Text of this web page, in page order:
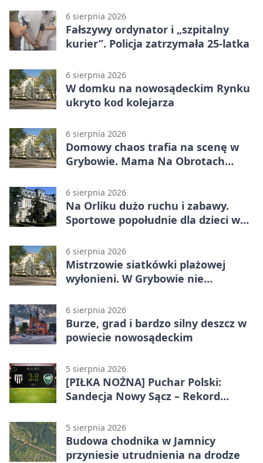
6 sierpnia 2026
Fałszywy ordynator i „szpitalny
kurier”. Policja zatrzymała 25-latka
6 sierpnia 2026
W domku na nowosądeckim Rynku
ukryto kod kolejarza
6 sierpnia 2026
Domowy chaos trafia na scenę w
Grybowie. Mama Na Obrotach
6 sierpnia 2026
Na Orliku dużo ruchu i zabawy.
Sportowe popołudnie dla dzieci w
6 sierpnia 2026
Mistrzowie siatkówki plażowej
wyłonieni. W Grybowie nie
6 sierpnia 2026
Burze, grad i bardzo silny deszcz w
powiecie nowosądeckim
5 sierpnia 2026
[PIŁKA NOŻNA] Puchar Polski:
Sandecja Nowy Sącz – Rekord
5 sierpnia 2026
Budowa chodnika w Jamnicy
przyniesie utrudnienia na drodze